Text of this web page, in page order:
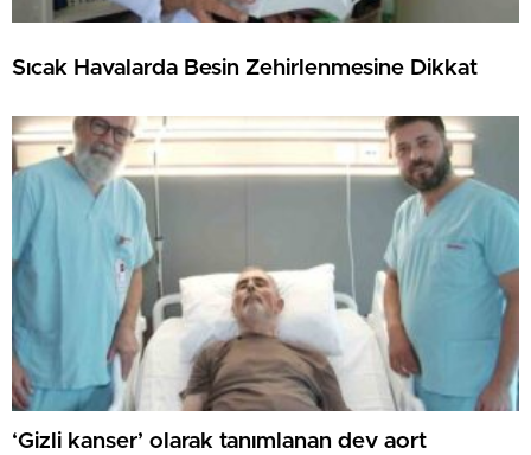
Sıcak Havalarda Besin Zehirlenmesine Dikkat
‘Gizli kanser’ olarak tanımlanan dev aort